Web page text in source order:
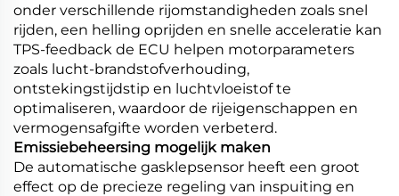
onder verschillende rijomstandigheden zoals snel
rijden, een helling oprijden en snelle acceleratie kan
TPS-feedback de ECU helpen motorparameters
zoals lucht-brandstofverhouding,
ontstekingstijdstip en luchtvloeistof te
optimaliseren, waardoor de rijeigenschappen en
vermogensafgifte worden verbeterd.
Emissiebeheersing mogelijk maken
De automatische gasklepsensor heeft een groot
effect op de precieze regeling van inspuiting en